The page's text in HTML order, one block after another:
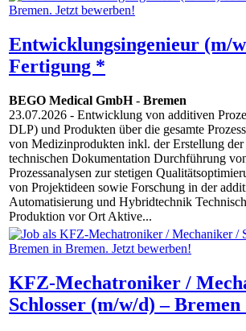
Entwicklungsingenieur (m/
Fertigung *
BEGO Medical GmbH- Bremen
23.07.2026 - Entwicklung von additiven
DLP) und Produkten über die gesamte
von Medizinprodukten inkl. der Erstellung
technischen Dokumentation Durchführung
Prozessanalysen zur stetigen
von Projektideen sowie Forschung in der
Automatisierung und Hybridtechnik
Produktion vor Ort Aktive...
KFZ-Mechatroniker /
Schlosser (m/w/d) – Bremen